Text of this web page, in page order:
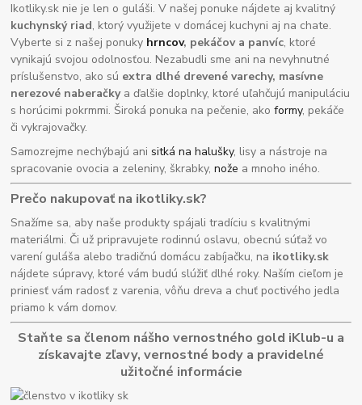
Ikotliky.sk nie je len o guláši. V našej ponuke nájdete aj kvalitný
kuchynský riad, ktorý využijete v domácej kuchyni aj na chate.
Vyberte si z našej ponuky hrncov, pekáčov a panvíc, ktoré
vynikajú svojou odolnosťou. Nezabudli sme ani na nevyhnutné
príslušenstvo, ako sú extra dlhé drevené varechy, masívne
nerezové naberačkya ďalšie doplnky, ktoré uľahčujú manipuláciu
s horúcimi pokrmmi. Široká ponuka na pečenie, akoformy, pekáče
či vykrajovačky.
Samozrejme nechýbajú anisitká na halušky, lisy a nástroje na
spracovanie ovocia a zeleniny, škrabky,nože a mnoho iného.
Prečo nakupovať na ikotliky.sk?
Snažíme sa, aby naše produkty spájali tradíciu s kvalitnými
materiálmi. Či už pripravujete rodinnú oslavu, obecnú súťaž vo
varení guláša alebo tradičnú domácu zabíjačku, na ikotliky.sk
nájdete súpravy, ktoré vám budú slúžiť dlhé roky. Naším cieľom je
priniesť vám radosť z varenia, vôňu dreva a chuť poctivého jedla
priamo k vám domov.
Staňte sa členom nášho vernostného gold iKlub-u a
získavajte zľavy, vernostné body a pravidelné
užitočné informácie